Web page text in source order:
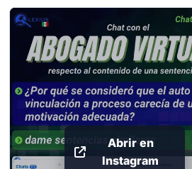
Abrir en
Instagram